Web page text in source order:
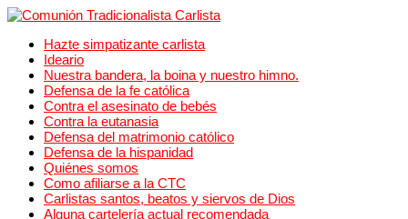
Hazte simpatizante carlista
Ideario
Nuestra bandera, la boina y nuestro himno.
Defensa de la fe católica
Contra el asesinato de bebés
Contra la eutanasia
Defensa del matrimonio católico
Defensa de la hispanidad
Quiénes somos
Como afiliarse a la CTC
Carlistas santos, beatos y siervos de Dios
Alguna cartelería actual recomendada